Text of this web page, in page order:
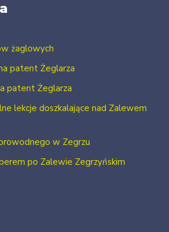
żaglowych
patent Żeglarza
patent Żeglarza
lekcje doszkalające nad Zalewem
w Zegrzu
po Zalewie Zegrzyńskim